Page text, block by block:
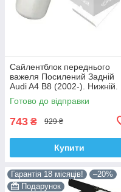
Сайлентблок переднього
важеля Посилений Задній
Audi A4 B8 (2002-). Нижній.
Корея ACSUSS! 4H0407183 ,
TD1247W , VKDS331074
Готово до відправки
743 ₴ 929 ₴
Купити
Гарантія 18 місяців!
–20%
Подарунок